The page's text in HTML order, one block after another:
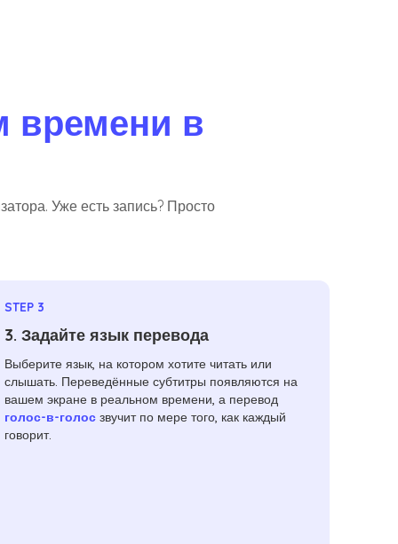
времени в
Уже есть запись? Просто
STEP 3
3. Задайте язык перевода
Выберите язык, на котором хотите читать или
слышать. Переведённые субтитры появляются на
вашем экране в реальном времени, а перевод
голос-в-голосзвучит по мере того, как каждый
говорит.